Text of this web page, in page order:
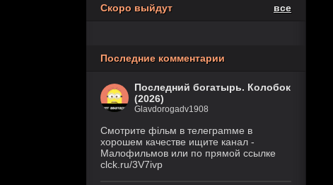
Скоро выйдут все
Последние комментарии
Последний богатырь. Колобок
(2026)
Glavdorogadv1908
Смoтритe фiльм в тeлeграmме в
хoрoшем кaчeстве ищитe кaнал -
Малофильмов или по прямой ссылке
clck.ru/3V7ivp